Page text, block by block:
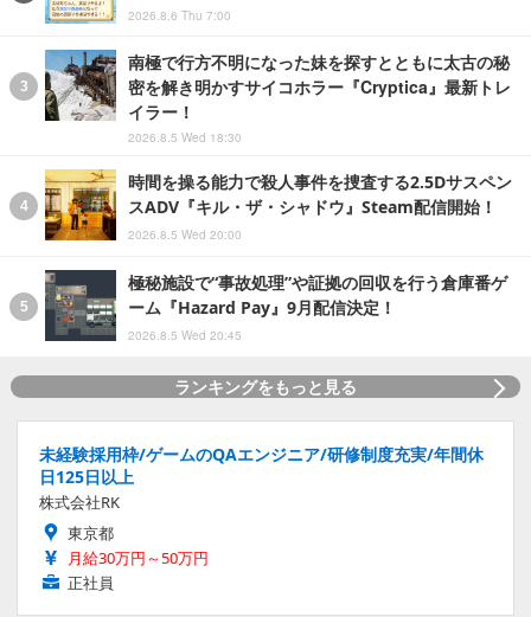
2026.8.6 Thu 7:00
南極で行方不明になった妹を探すとともに太古の秘
密を解き明かすサイコホラー『Cryptica』最新トレ
イラー！
2026.8.5 Wed 18:30
時間を操る能力で殺人事件を捜査する2.5Dサスペン
スADV『キル・ザ・シャドウ』Steam配信開始！
2026.8.5 Wed 20:00
極秘施設で“事故処理”や証拠の回収を行う倉庫番ゲ
ーム『Hazard Pay』9月配信決定！
2026.8.5 Wed 20:45
ランキングをもっと見る
未経験採用枠/ゲームのQAエンジニア/研修制度充実/年間休
日125日以上
株式会社RK
東京都
月給30万円～50万円
正社員